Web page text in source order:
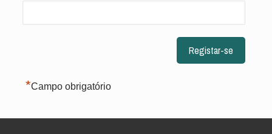
*Campo obrigatório